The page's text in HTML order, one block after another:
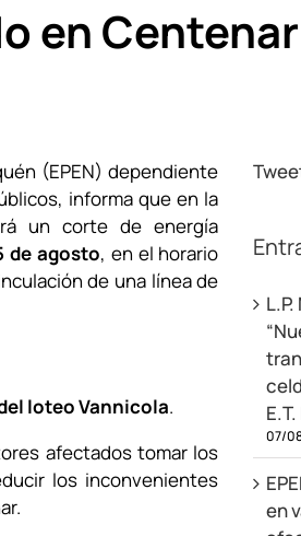
en
(EPEN) dependiente
informa que en la
un corte de energía
de agosto, en el horario
de una línea de
loteo Vannicola.
afectados tomar los
los inconvenientes
07/
en